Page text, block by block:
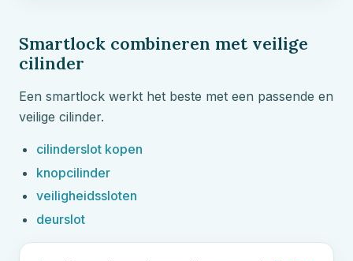
Smartlock combineren met veilige
cilinder
Een smartlock werkt het beste met een passende en
veilige cilinder.
cilinderslot kopen
knopcilinder
veiligheidssloten
deurslot